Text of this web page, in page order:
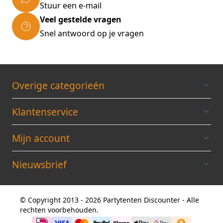
met de tekening in de gebruiksaanwijzing.
Afmeting: 5 x 12 x 2,75 meter (b x l x h)
doorloophoogte 2 meter
INCLUSIEF EEN BRANDVERTRAGEND
CERTIFICAAT
Stuur een e-mail
Veel gestelde vragen
Snel antwoord op je vragen
Overige categorieén
Klantenservice
Mijn account
Nieuwsbrief
© Copyright 2013 - 2026 Partytenten Discounter - Alle
rechten voorbehouden.